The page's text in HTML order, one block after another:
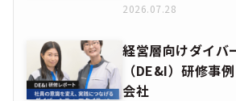
2026.07.28
経営層向けダイバ
（DE&I）研修事
会社